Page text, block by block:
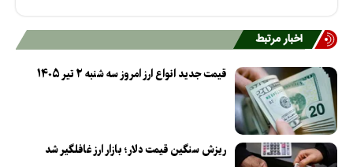
اخبار مرتبط
قیمت جدید انواع ارز امروز سه شنبه ۲ تیر ۱۴۰۵
ریزش سنگین قیمت دلار؛ بازار ارز غافلگیر شد